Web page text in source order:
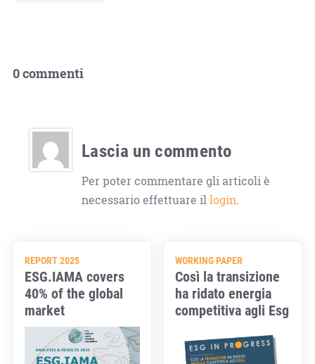
0 commenti
Lascia un commento
Per poter commentare gli articoli è
necessario effettuare illogin.
REPORT 2025
ESG.IAMA covers
40% of the global
market
WORKING PAPER
Così la transizione
ha ridato energia
competitiva agli Esg